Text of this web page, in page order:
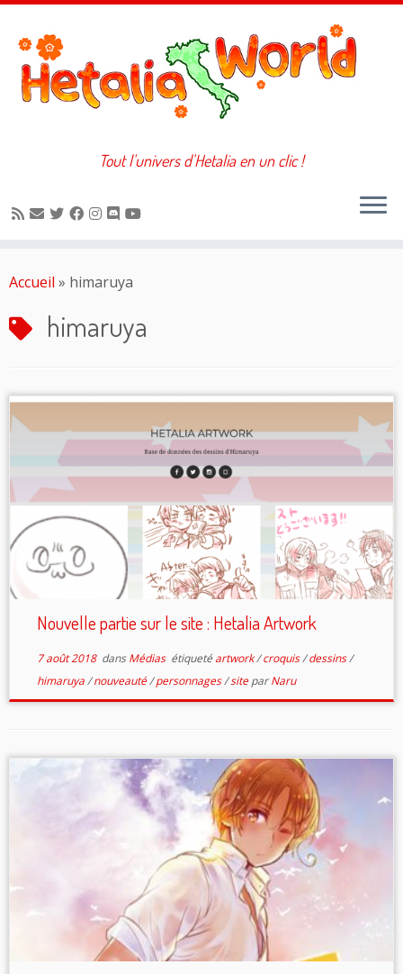
au
Tout l'univers d'Hetalia en un clic !
Accueil » himaruya
himaruya
Nouvelle partie sur le site : Hetalia Artwork
7 août 2018dansMédias étiqueté artwork/croquis/dessins/
himaruya/nouveauté/personnages/siteparNaru